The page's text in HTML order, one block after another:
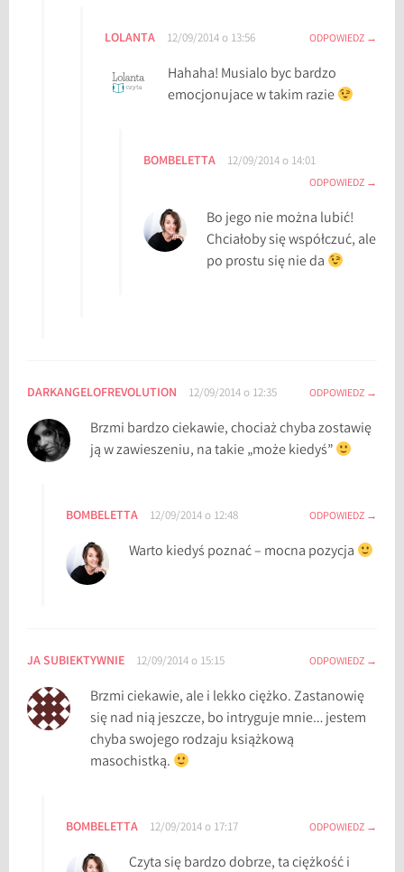
LOLANTA 12/09/2014 o 13:56 ODPOWIEDZ
Hahaha! Musialo byc bardzo
emocjonujace w takim razie
BOMBELETTA 12/09/2014 o 14:01
ODPOWIEDZ
Bo jego nie można lubić!
Chciałoby się współczuć, ale
po prostu się nie da
DARKANGELOFREVOLUTION 12/09/2014 o 12:35 ODPOWIEDZ
Brzmi bardzo ciekawie, chociaż chyba zostawię
ją w zawieszeniu, na takie „może kiedyś”
BOMBELETTA 12/09/2014 o 12:48 ODPOWIEDZ
Warto kiedyś poznać – mocna pozycja
JA SUBIEKTYWNIE 12/09/2014 o 15:15 ODPOWIEDZ
Brzmi ciekawie, ale i lekko ciężko. Zastanowię
się nad nią jeszcze, bo intryguje mnie… jestem
chyba swojego rodzaju książkową
masochistką.
BOMBELETTA 12/09/2014 o 17:17 ODPOWIEDZ
Czyta się bardzo dobrze, ta ciężkość i